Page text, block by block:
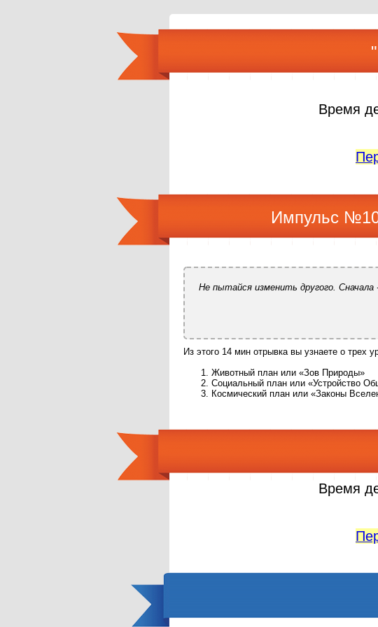
Время
Импульс
Не пытайся изменить другого.
Из этого 14 мин отрывка вы узнаете о трех
Животный план или «Зов Природы»
Социальный план или «Устройство
Космический план или «Законы
Время